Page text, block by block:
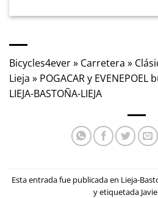
Bicycles4ever» Carretera »
Lieja » POGACAR y EVENEPOEL
LIEJA-BASTOÑA-LIEJA
Esta entrada fue publicada en Lieja-
y etiquetada